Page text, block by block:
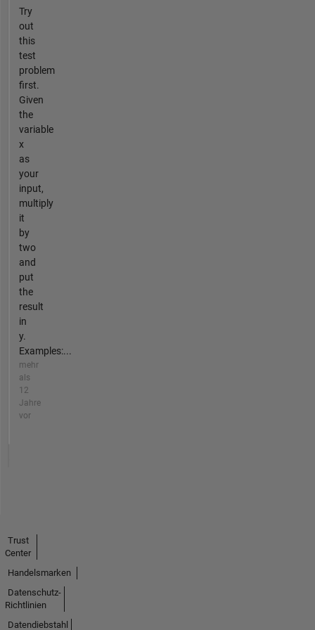
Try
out
this
test
problem
first.
Given
the
variable
x
as
your
input,
multiply
it
by
two
and
put
the
result
in
y.
Examples:...
mehr
als
12
Jahre
vor
Trust
Center
Handelsmarken
Datenschutz-
Richtlinien
Datendiebstahl